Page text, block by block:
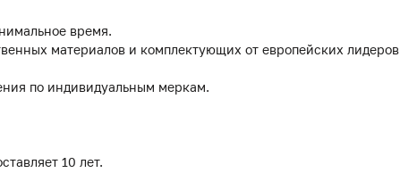
время.
материалов и комплектующих от европейских лидеров
по индивидуальным меркам.
10 лет.